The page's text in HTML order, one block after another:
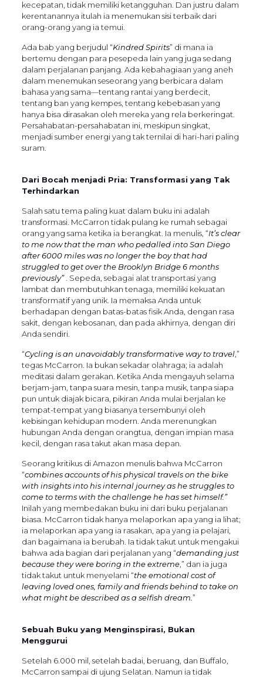
kecepatan, tidak memiliki ketangguhan. Dan justru dalam
kerentanannya itulah ia menemukan sisi terbaik dari
orang-orang yang ia temui.
Ada bab yang berjudul “Kindred Spirits” di mana ia
bertemu dengan para pesepeda lain yang juga sedang
dalam perjalanan panjang. Ada kebahagiaan yang aneh
dalam menemukan seseorang yang berbicara dalam
bahasa yang sama—tentang rantai yang berdecit,
tentang ban yang kempes, tentang kebebasan yang
hanya bisa dirasakan oleh mereka yang rela berkeringat.
Persahabatan-persahabatan ini, meskipun singkat,
menjadi sumber energi yang tak ternilai di hari-hari paling
suram.
Dari Bocah menjadi Pria: Transformasi yang Tak
Terhindarkan
Salah satu tema paling kuat dalam buku ini adalah
transformasi. McCarron tidak pulang ke rumah sebagai
orang yang sama ketika ia berangkat. Ia menulis, “It’s clear
to me now that the man who pedalled into San Diego
after 6000 miles was no longer the boy that had
struggled to get over the Brooklyn Bridge 6 months
previously”. Sepeda, sebagai alat transportasi yang
lambat dan membutuhkan tenaga, memiliki kekuatan
transformatif yang unik. Ia memaksa Anda untuk
berhadapan dengan batas-batas fisik Anda, dengan rasa
sakit, dengan kebosanan, dan pada akhirnya, dengan diri
Anda sendiri.
“Cycling is an unavoidably transformative way to travel,”
tegas McCarron. Ia bukan sekadar olahraga; ia adalah
meditasi dalam gerakan. Ketika Anda mengayuh selama
berjam-jam, tanpa suara mesin, tanpa musik, tanpa siapa
pun untuk diajak bicara, pikiran Anda mulai berjalan ke
tempat-tempat yang biasanya tersembunyi oleh
kebisingan kehidupan modern. Anda merenungkan
hubungan Anda dengan orangtua, dengan impian masa
kecil, dengan rasa takut akan masa depan.
Seorang kritikus di Amazon menulis bahwa McCarron
“combines accounts of his physical travels on the bike
with insights into his internal journey as he struggles to
come to terms with the challenge he has set himself.”
Inilah yang membedakan buku ini dari buku perjalanan
biasa. McCarron tidak hanya melaporkan apa yang ia lihat;
ia melaporkan apa yang ia rasakan, apa yang ia pelajari,
dan bagaimana ia berubah. Ia tidak takut untuk mengakui
bahwa ada bagian dari perjalanan yang “demanding just
because they were boring in the extreme,” dan ia juga
tidak takut untuk menyelami “the emotional cost of
leaving loved ones, family and friends behind to take on
what might be described as a selfish dream. ”
Sebuah Buku yang Menginspirasi, Bukan
Menggurui
Setelah 6.000 mil, setelah badai, beruang, dan Buffalo,
McCarron sampai di ujung Selatan. Namun ia tidak